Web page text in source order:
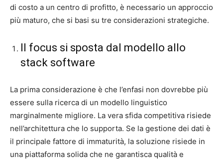
di costo a un centro di profitto, è necessario un approccio
più maturo, che si basi su tre considerazioni strategiche.
Il focus si sposta dal modello allo
stack software
La prima considerazione è che l’enfasi non dovrebbe più
essere sulla ricerca di un modello linguistico
marginalmente migliore. La vera sfida competitiva risiede
nell’architettura che lo supporta. Se la gestione dei dati è
il principale fattore di immaturità, la soluzione risiede in
una piattaforma solida che ne garantisca qualità e